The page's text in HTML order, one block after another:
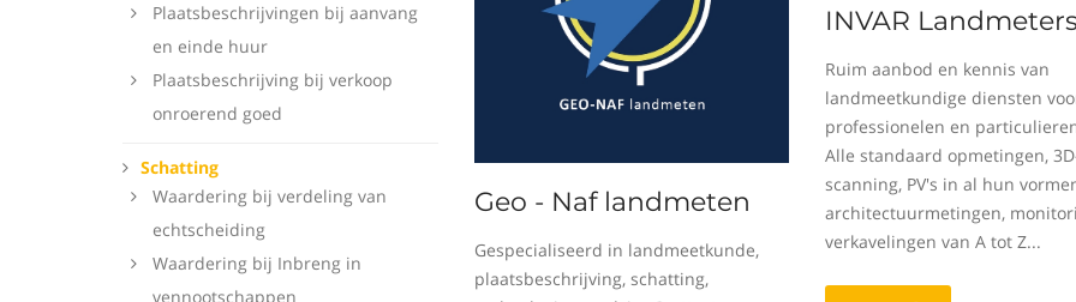
Plaatsbeschrijvingen bij aanvang
en einde huur
Plaatsbeschrijving bij verkoop
onroerend goed
Schatting
Waardering bij verdeling van
echtscheiding
Waardering bij Inbreng in
vennootschappen
Geo - Naf landmeten
Gespecialiseerd in landmeetkunde,
plaatsbeschrijving, schatting,
INVAR Landmeters
Ruim aanbod en kennis van
landmeetkundige diensten
professionelen en
Alle standaard opmetingen,
scanning, PV's in al hun
architectuurmetingen,
verkavelingen van A tot Z...